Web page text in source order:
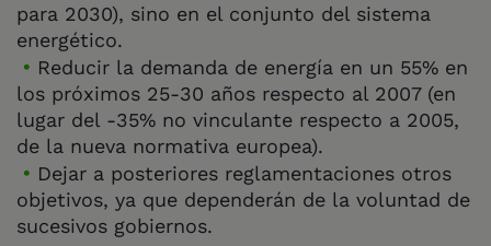
para 2030), sino en el conjunto del sistema
energético.
Reducir la demanda de energía en un 55% en
los próximos 25-30 años respecto al 2007 (en
lugar del -35% no vinculante respecto a 2005,
de la nueva normativa europea).
Dejar a posteriores reglamentaciones otros
objetivos, ya que dependerán de la voluntad de
sucesivos gobiernos.